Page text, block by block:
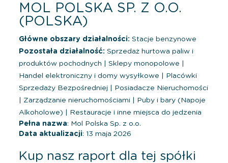
MOL POLSKA SP. Z O.O.
(POLSKA)
Główne obszary działalności: Stacje benzynowe
Pozostała działalność: Sprzedaż hurtowa paliw i
produktów pochodnych
Sklepy monopolowe
Handel elektroniczny i domy wysyłkowe
Placówki
Sprzedaży Bezpośredniej
Posiadacze Nieruchomości
Zarządzanie nieruchomościami
Puby i bary (Napoje
Alkoholowe)
Restauracje i inne miejsca do jedzenia
Pełna nazwa: Mol Polska Sp. z o.o.
Data aktualizacji: 13 maja 2026
Kup nasz raport dla tej spółki